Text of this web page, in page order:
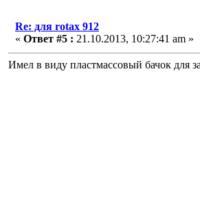
Re: для rotax 912
« Ответ #5 : 21.10.2013, 10:27:41 am »
Имел в виду пластмассовый бачок для